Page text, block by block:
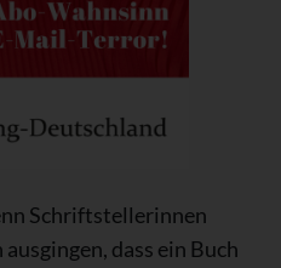
Schriftstellerinnen
dass ein Buch